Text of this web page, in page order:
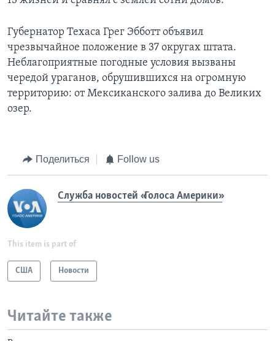
Губернатор Техаса Грег Эбботт объявил
чрезвычайное положение в 37 округах штата.
Неблагоприятные погодные условия вызваны
чередой ураганов, обрушившихся на огромную
территорию: от Мексиканского залива до Великих
озер.
Поделиться Follow us
Служба новостей «Голоса Америки»
This item is part of
США Новости
Читайте также